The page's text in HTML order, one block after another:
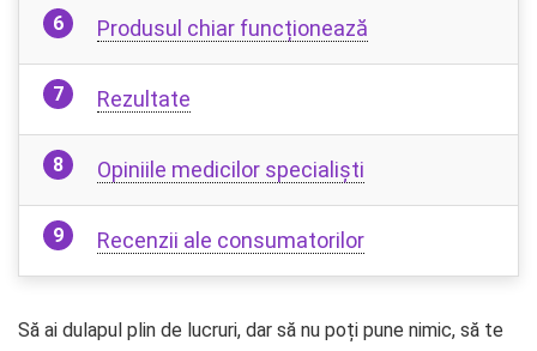
Produsul chiar funcționează
Rezultate
Opiniile medicilor specialiști
Recenzii ale consumatorilor
Să ai dulapul plin de lucruri, dar să nu poți pune nimic, să te